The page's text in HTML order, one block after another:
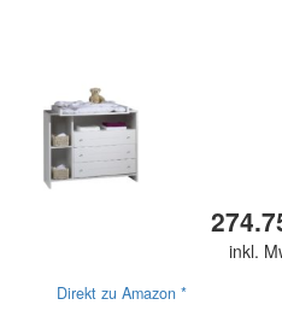
inkl.
Direkt zu Amazon *